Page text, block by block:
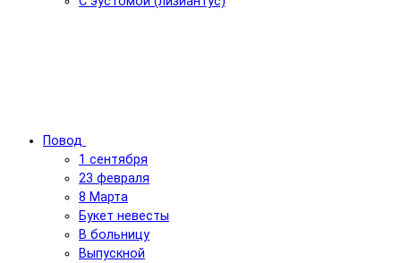
Повод
1 сентября
23 февраля
8 Марта
Букет невесты
В больницу
Выпускной